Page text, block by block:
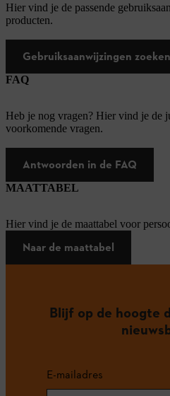
Hier vind je de passende
producten.
Gebruiksaanwijzingen zoeken
FAQ
Heb je nog vragen? Hier vind je de
voorkomende vragen.
Antwoorden in de FAQ
MAATTABEL
Hier vind je de maattabel voor
Naar de maattabel
Blijf op de hoogte
E-mailadres